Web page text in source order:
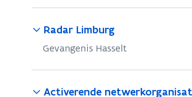
Radar Limburg
Gevangenis Hasselt
Activerende